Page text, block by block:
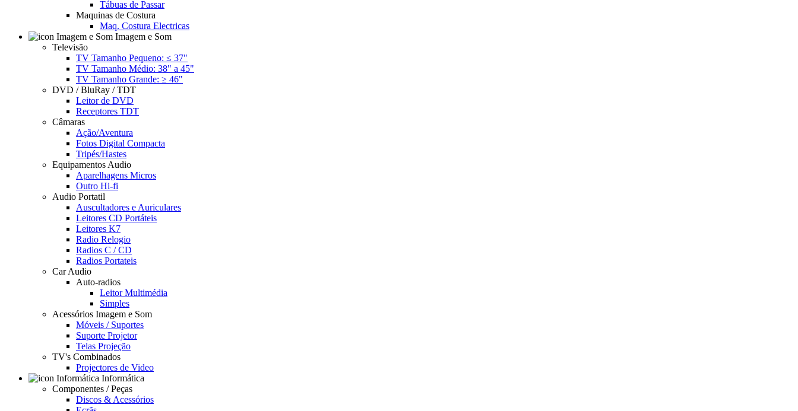
Tábuas de Passar
Maquinas de Costura
Maq. Costura Electricas
Imagem e Som
Televisão
TV Tamanho Pequeno: ≤ 37"
TV Tamanho Médio: 38" a 45"
TV Tamanho Grande: ≥ 46"
DVD / BluRay / TDT
Leitor de DVD
Receptores TDT
Câmaras
Ação/Aventura
Fotos Digital Compacta
Tripés/Hastes
Equipamentos Audio
Aparelhagens Micros
Outro Hi-fi
Audio Portatil
Auscultadores e Auriculares
Leitores CD Portáteis
Leitores K7
Radio Relogio
Radios C / CD
Radios Portateis
Car Audio
Auto-radios
Leitor Multimédia
Simples
Acessórios Imagem e Som
Móveis / Suportes
Suporte Projetor
Telas Projeção
TV's Combinados
Projectores de Video
Informática
Componentes / Peças
Discos & Acessórios